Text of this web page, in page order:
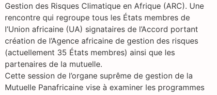
Gestion des Risques Climatique en Afrique (ARC). Une
rencontre qui regroupe tous les États membres de
l’Union africaine (UA) signataires de l’Accord portant
création de l’Agence africaine de gestion des risques
(actuellement 35 États membres) ainsi que les
partenaires de la mutuelle.
Cette session de l’organe suprême de gestion de la
Mutuelle Panafricaine vise à examiner les programmes